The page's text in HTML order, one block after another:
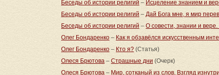
Беседы об истории религий – Исцеление знанием и
Беседы об истории религий – Дай Бога мне, я мир
Беседы об истории религий – О совести, знании и
Олег Бондаренко – Как я обзавёлся искусственным
Олег Бондаренко – Кто я? (Статья)
Олеся Брютова – Страшные дни (Очерк)
Олеся Брютова – Мир, сотканый из слов. Взгляд